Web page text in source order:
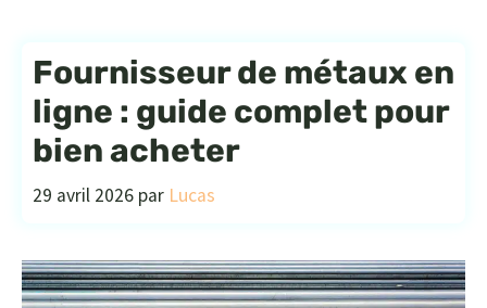
Fournisseur de métaux en
ligne : guide complet pour
bien acheter
29 avril 2026 par Lucas